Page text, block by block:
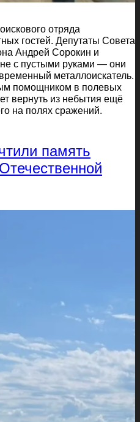
отряда
гостей. Депутаты Совета
Андрей Сорокин и
с пустыми руками — они
металлоискатель.
помощником в полевых
вернуть из небытия ещё
на полях сражений.
память